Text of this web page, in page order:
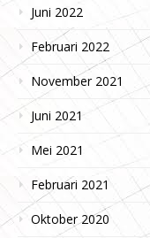
Juni 2022
Februari 2022
November 2021
Juni 2021
Mei 2021
Februari 2021
Oktober 2020